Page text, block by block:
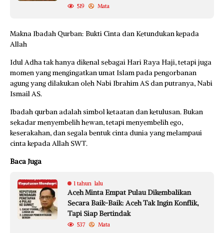
519 Mata
Makna Ibadah Qurban: Bukti Cinta dan Ketundukan kepada
Allah
Idul Adha tak hanya dikenal sebagai Hari Raya Haji, tetapi juga
momen yang mengingatkan umat Islam pada pengorbanan
agung yang dilakukan oleh Nabi Ibrahim AS dan putranya, Nabi
Ismail AS.
Ibadah qurban adalah simbol ketaatan dan ketulusan. Bukan
sekadar menyembelih hewan, tetapi menyembelih ego,
keserakahan, dan segala bentuk cinta dunia yang melampaui
cinta kepada Allah SWT.
Baca Juga
1 tahun lalu
Aceh Minta Empat Pulau Dikembalikan
Secara Baik-Baik: Aceh Tak Ingin Konflik,
Tapi Siap Bertindak
537 Mata